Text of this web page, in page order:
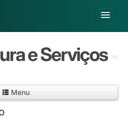
se
e Serviços
Menu